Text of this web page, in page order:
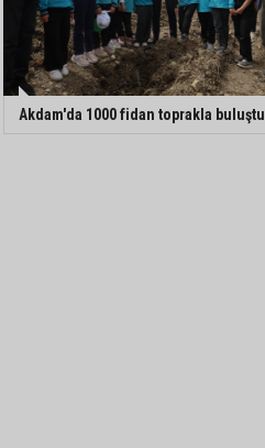
Akdam'da 1000 fidan toprakla buluştu